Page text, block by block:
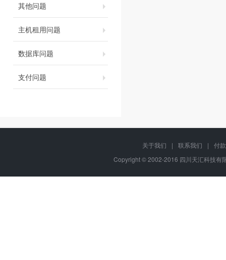
其他问题
主机租用问题
数据库问题
支付问题
关于我们 | 联系我们 |
付
Copyright © 2002-2016 四川天汇科技